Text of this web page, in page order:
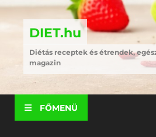
DIET.hu
Diétás receptek és étrendek,
magazin
FŐMENÜ